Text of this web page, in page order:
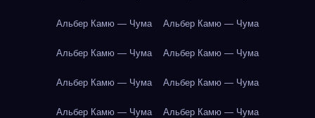
Альбер Камю — Чума Альбер Камю — Чума
Альбер Камю — Чума Альбер Камю — Чума
Альбер Камю — Чума Альбер Камю — Чума
Альбер Камю — Чума Альбер Камю — Чума